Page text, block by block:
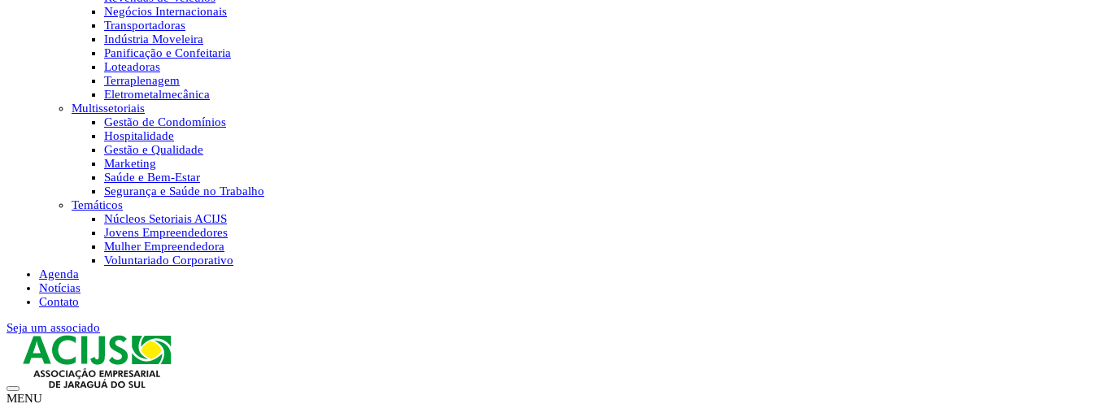
Negócios Internacionais
Transportadoras
Indústria Moveleira
Panificação e Confeitaria
Loteadoras
Terraplenagem
Eletrometalmecânica
Multissetoriais
Gestão de Condomínios
Hospitalidade
Gestão e Qualidade
Marketing
Saúde e Bem-Estar
Segurança e Saúde no Trabalho
Temáticos
Núcleos Setoriais ACIJS
Jovens Empreendedores
Mulher Empreendedora
Voluntariado Corporativo
Agenda
Notícias
Contato
Seja um associado
MENU